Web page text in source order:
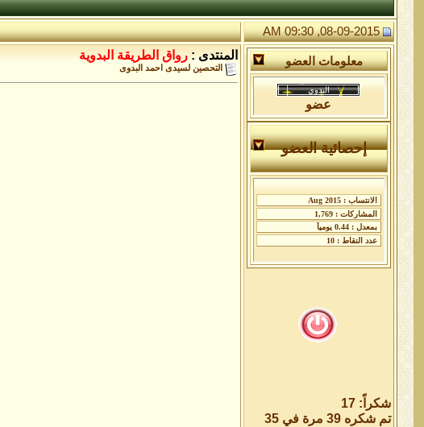
08-09-2015, 09:30 AM
معلومات العضو
عضو
إحصائية العضو
شكراً: 17
تم شكره 39 مرة في 35
المنتدى : رواق الطريقة البدوية
التحصين لسيدى احمد البدوى